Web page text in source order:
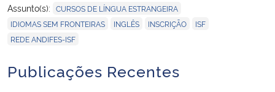
Assunto(s): CURSOS DE LÍNGUA ESTRANGEIRA
IDIOMAS SEM FRONTEIRAS INGLÊS INSCRIÇÃO ISF
REDE ANDIFES-ISF
Publicações Recentes